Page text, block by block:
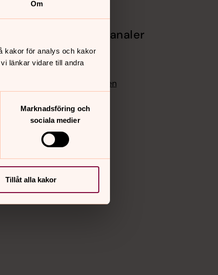
Om
kakor för analys och kakor
länkar vidare till andra
Marknadsföring och
sociala medier
Tillåt alla kakor
Sociala kanaler
Facebook
Instagram
Bloggportalen